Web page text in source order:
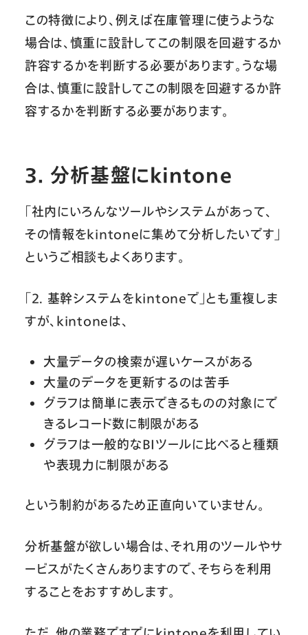
この特徴により、例えば在庫管理に使うような
場合は、慎重に設計してこの制限を回避するか
許容するかを判断する必要があります。うな場
合は、慎重に設計してこの制限を回避するか許
容するかを判断する必要があります。
3. 分析基盤にkintone
「社内にいろんなツールやシステムがあって、
その情報をkintoneに集めて分析したいです」
というご相談もよくあります。
「2. 基幹システムをkintoneで」とも重複しま
すが、kintoneは、
大量データの検索が遅いケースがある
大量のデータを更新するのは苦手
グラフは簡単に表示できるものの対象にで
きるレコード数に制限がある
グラフは一般的なBIツールに比べると種類
や表現力に制限がある
という制約があるため正直向いていません。
分析基盤が欲しい場合は、それ用のツールやサ
ービスがたくさんありますので、そちらを利用
することをおすすめします。